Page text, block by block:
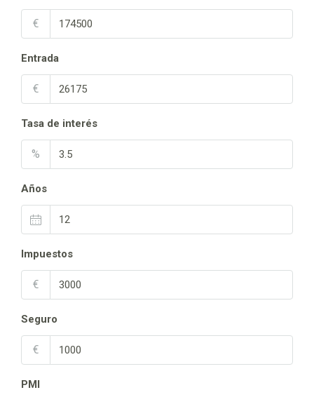
€
Entrada
€
Tasa de interés
%
Años
Impuestos
€
Seguro
€
PMI